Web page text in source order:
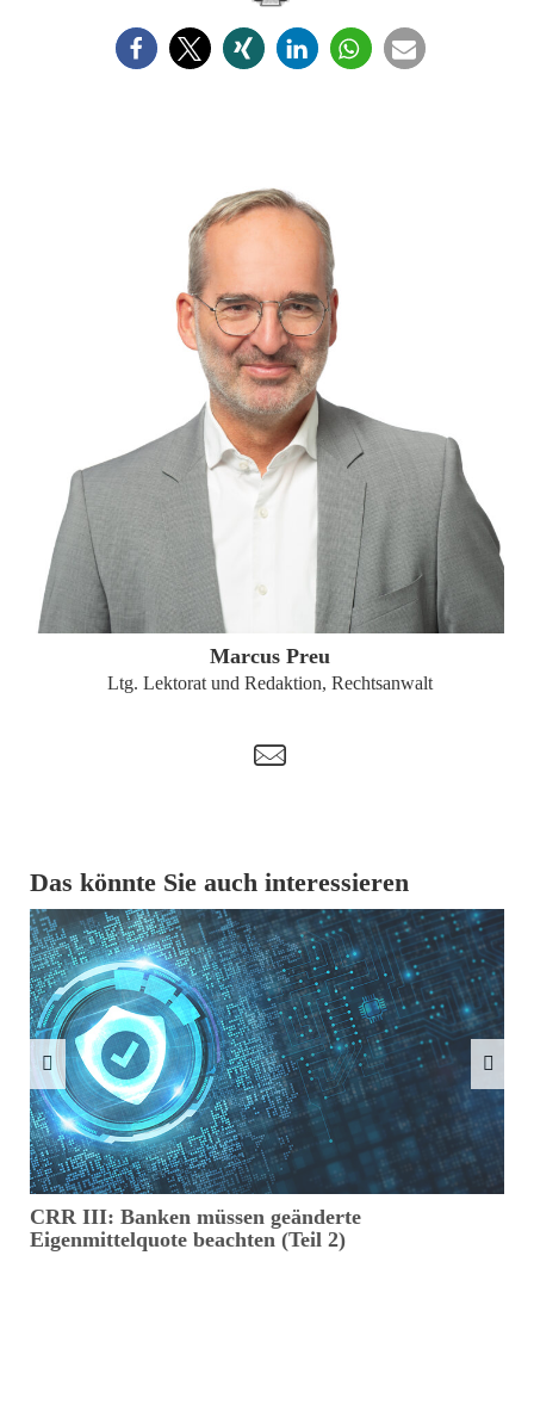
ZUM PROFIL
Marcus Preu
Ltg. Lektorat und Redaktion, Rechtsanwalt
t
Das könnte Sie auch interessieren
CRR III: Banken müssen geänderte
Eigenmittelquote beachten (Teil 2)